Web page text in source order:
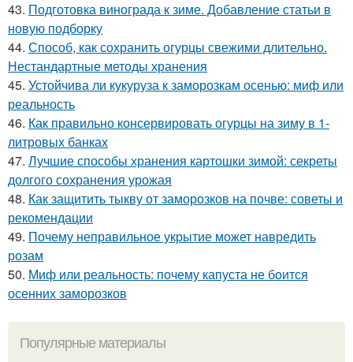
43. Подготовка винограда к зиме. Добавление статьи в
новую подборку
44. Способ, как сохранить огурцы свежими длительно.
Нестандартные методы хранения
45. Устойчива ли кукуруза к заморозкам осенью: миф или
реальность
46. Как правильно консервировать огурцы на зиму в 1-
литровых банках
47. Лучшие способы хранения картошки зимой: секреты
долгого сохранения урожая
48. Как защитить тыкву от заморозков на почве: советы и
рекомендации
49. Почему неправильное укрытие может навредить
розам
50. Миф или реальность: почему капуста не боится
осенних заморозков
Популярные материалы